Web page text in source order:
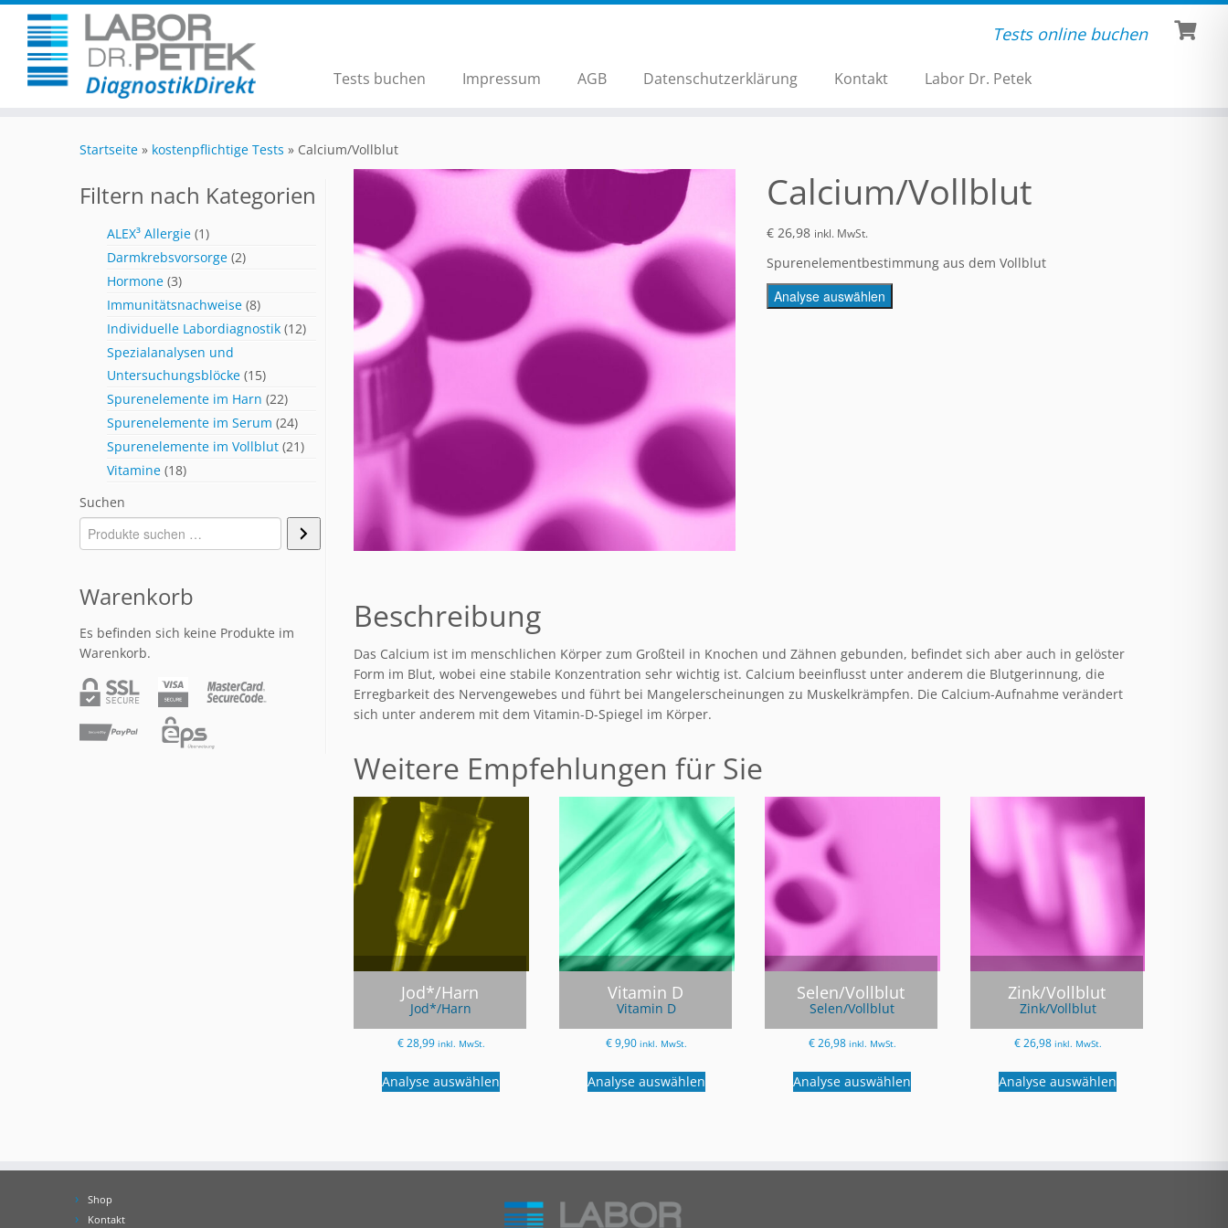
Tests online buchen
Tests buchen Impressum AGB Datenschutzerklärung Kontakt Labor Dr. Petek
Startseite » kostenpflichtige Tests » Calcium/Vollblut
Filtern nach Kategorien
ALEX³ Allergie (1)
Darmkrebsvorsorge (2)
Hormone (3)
Immunitätsnachweise (8)
Individuelle Labordiagnostik (12)
Spezialanalysen und
Untersuchungsblöcke (15)
Spurenelemente im Harn (22)
Spurenelemente im Serum (24)
Spurenelemente im Vollblut (21)
Vitamine (18)
Suchen
Warenkorb
Es befinden sich keine Produkte im
Warenkorb.
Calcium/Vollblut
€ 26,98 inkl. MwSt.
Spurenelementbestimmung aus dem Vollblut
Analyse auswählen
Beschreibung
Das Calcium ist im menschlichen Körper zum Großteil in Knochen und Zähnen gebunden, befindet sich aber auch in gelöster
Form im Blut, wobei eine stabile Konzentration sehr wichtig ist. Calcium beeinflusst unter anderem die Blutgerinnung, die
Erregbarkeit des Nervengewebes und führt bei Mangelerscheinungen zu Muskelkrämpfen. Die Calcium-Aufnahme verändert
sich unter anderem mit dem Vitamin-D-Spiegel im Körper.
Weitere Empfehlungen für Sie
Jod*/Harn
Jod*/Harn
€28,99 inkl. MwSt.
Analyse auswählen
Vitamin D
Vitamin D
€9,90 inkl. MwSt.
Analyse auswählen
Selen/Vollblut
Selen/Vollblut
€26,98 inkl. MwSt.
Analyse auswählen
Zink/Vollblut
Zink/Vollblut
€26,98 inkl. MwSt.
Analyse auswählen
Shop
Kontakt